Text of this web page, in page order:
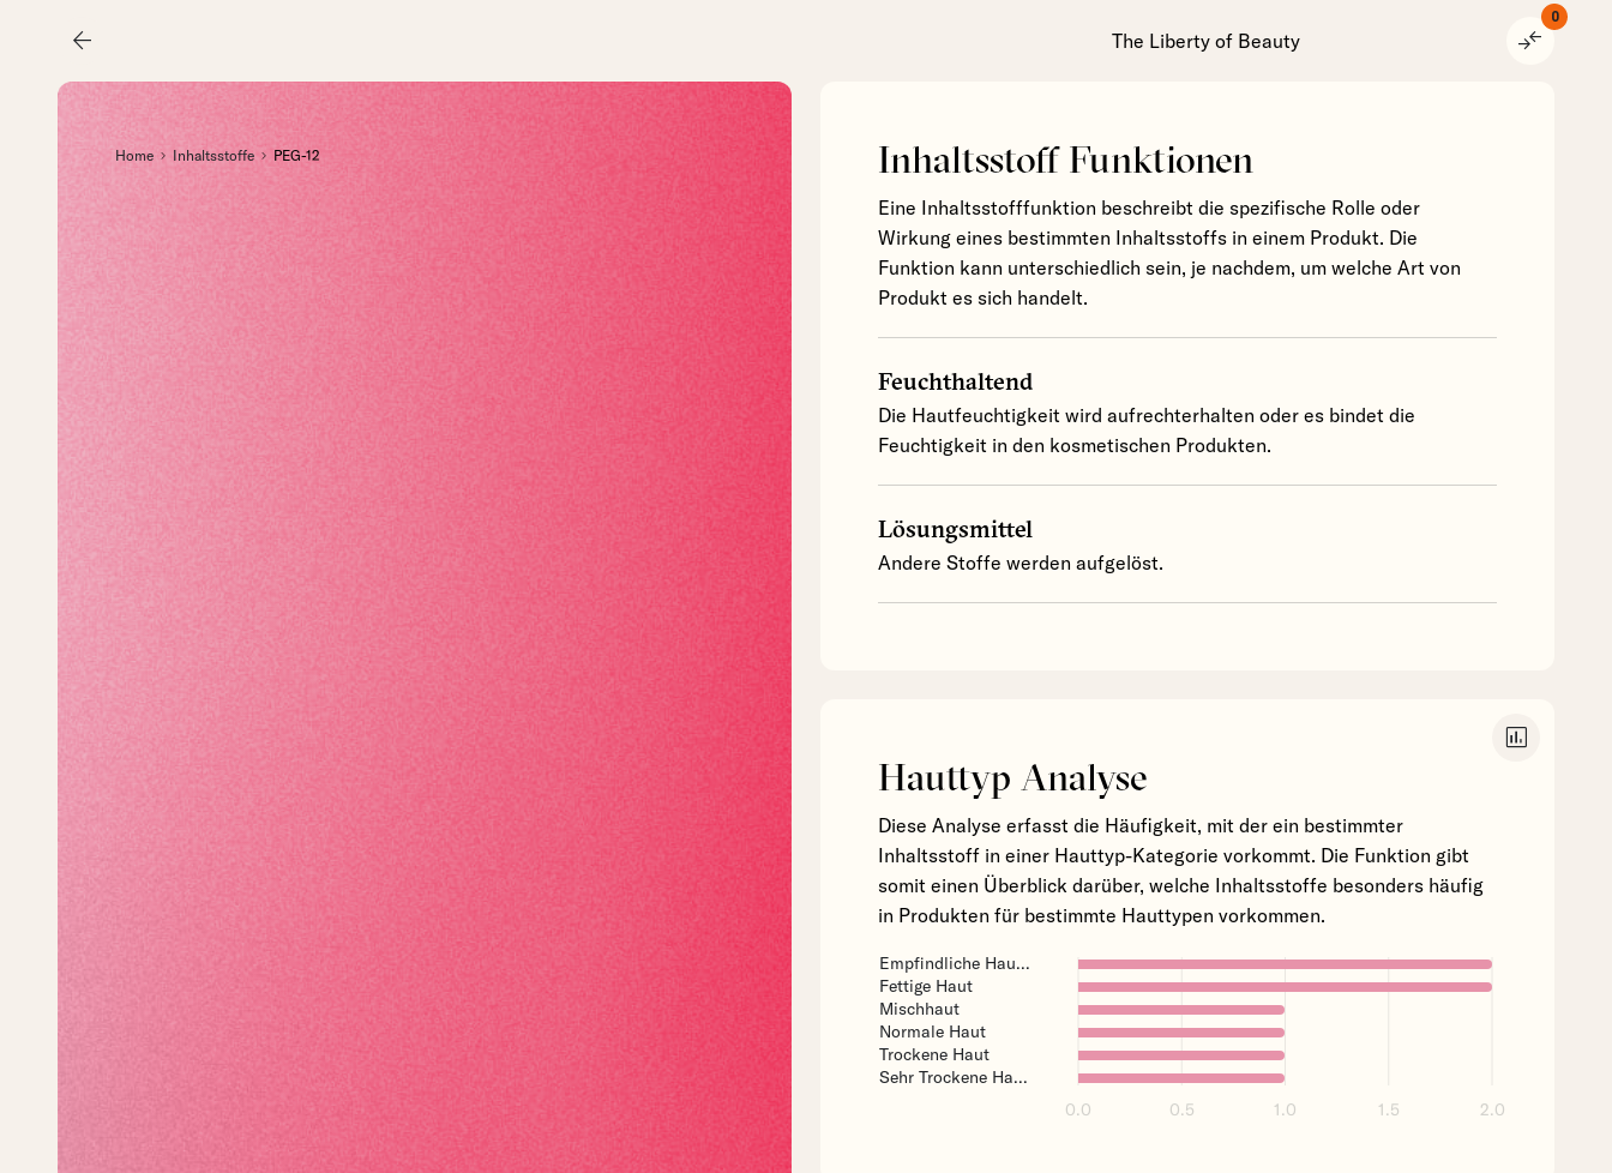
arrow_back The Liberty of Beauty compare_arrows
0
Home Inhaltsstoffe PEG-12 Inhaltsstoff Funktionen
Eine Inhaltsstofffunktion beschreibt die spezifische Rolle oder
Wirkung eines bestimmten Inhaltsstoffs in einem Produkt. Die
Funktion kann unterschiedlich sein, je nachdem, um welche Art von
Produkt es sich handelt.
Feuchthaltend
Die Hautfeuchtigkeit wird aufrechterhalten oder es bindet die
Feuchtigkeit in den kosmetischen Produkten.
Lösungsmittel
Andere Stoffe werden aufgelöst.
Hauttyp Analyse
Diese Analyse erfasst die Häufigkeit, mit der ein bestimmter
Inhaltsstoff in einer Hauttyp-Kategorie vorkommt. Die Funktion gibt
somit einen Überblick darüber, welche Inhaltsstoffe besonders häufig
in Produkten für bestimmte Hauttypen vorkommen.
insert_chart
0.0 0.5 1.0 1.5 2.0
Empfindliche Hau...
Fettige Haut
Mischhaut
Normale Haut
Trockene Haut
Sehr Trockene Ha...